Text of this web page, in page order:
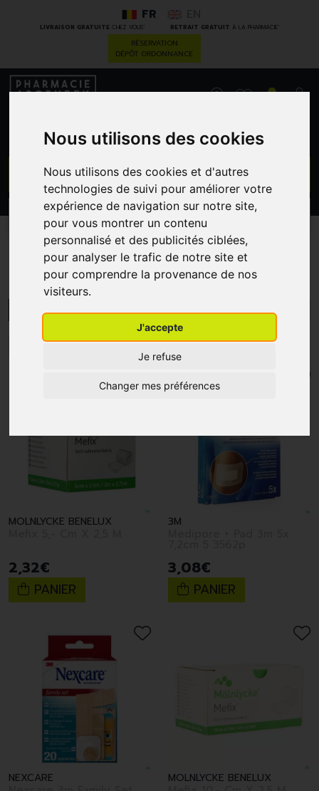
Nous utilisons des cookies
Nous utilisons des cookies et d'autres
technologies de suivi pour améliorer votre
expérience de navigation sur notre site,
pour vous montrer un contenu
personnalisé et des publicités ciblées,
pour analyser le trafic de notre site et
pour comprendre la provenance de nos
visiteurs.
J'accepte
Je refuse
Changer mes préférences
LIVRAISON GRATUITECHEZ VOUS* RETRAIT GRATUIT À LA PHARMACIE *
FR
RÉSERVATION
DÉPÔT ORDONNANCE
CATÉGORIES PROMOS
Pansements pré-coupés
MENU/FILTRES
2 3 4
MOLNLYCKE BENELUX
2,32€
PANIER
3M
3,08€
PANIER
NEXCARE MOLNLYCKE BENELUX